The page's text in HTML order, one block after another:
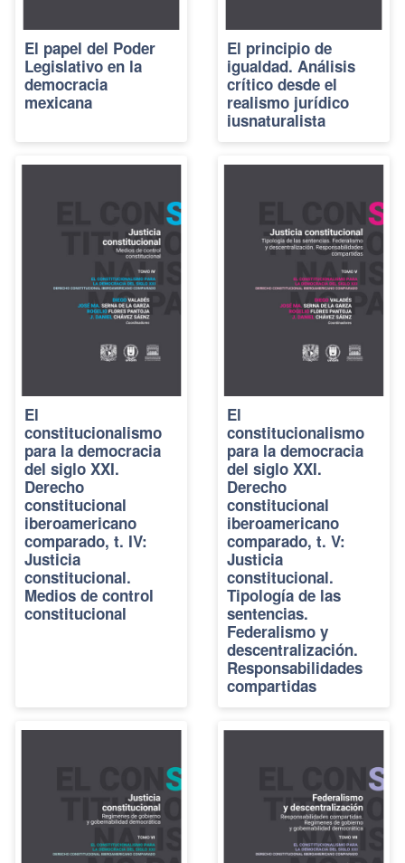
El papel del Poder
Legislativo en la
democracia
mexicana
El principio de
igualdad. Análisis
crítico desde el
realismo jurídico
iusnaturalista
El
constitucionalismo
para la democracia
del siglo XXI.
Derecho
constitucional
iberoamericano
comparado, t. IV:
Justicia
constitucional.
Medios de control
constitucional
El
constitucionalismo
para la democracia
del siglo XXI.
Derecho
constitucional
iberoamericano
comparado, t. V:
Justicia
constitucional.
Tipología de las
sentencias.
Federalismo y
descentralización.
Responsabilidades
compartidas